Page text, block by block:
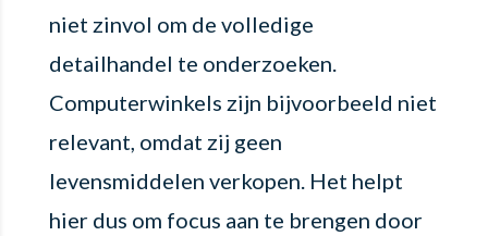
niet zinvol om de volledige
detailhandel te onderzoeken.
Computerwinkels zijn bijvoorbeeld niet
relevant, omdat zij geen
levensmiddelen verkopen. Het helpt
hier dus om focus aan te brengen door